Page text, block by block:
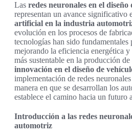
Las redes neuronales en el
representan un avance significativo
artificial en la industria
evolución en los procesos de
tecnologías han sido fundamentales
mejorando la eficiencia energética
más sustentable en la producción
innovación en el diseño de
implementación de redes
manera en que se desarrollan los
establece el camino hacia un futuro
Introducción a las redes
automotriz